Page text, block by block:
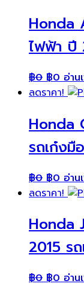
Honda
ไฟฟ้า ปี
฿0 ฿0 อ่าน
ลดราคา!
Honda
รถเก๋งมื
฿0 ฿0 อ่าน
ลดราคา!
Honda
2015 ร
฿0 ฿0 อ่าน